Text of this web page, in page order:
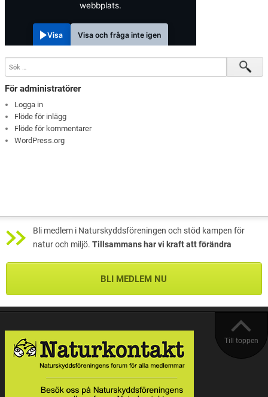
webbplats.
Visa Visa och fråga inte igen
För administratörer
Logga in
Flöde för inlägg
Flöde för kommentarer
WordPress.org
Bli medlem i Naturskyddsföreningen och stöd kampen för
natur och miljö. Tillsammans har vi kraft att förändra
BLI MEDLEM NU
Till toppen